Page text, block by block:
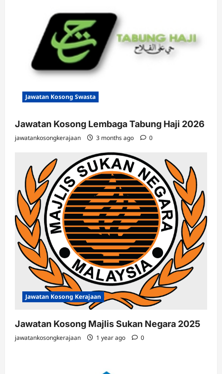
Jawatan Kosong Swasta
Jawatan Kosong Lembaga Tabung Haji 2026
jawatankosongkerajaan 3 months ago 0
Jawatan Kosong Kerajaan
Jawatan Kosong Majlis Sukan Negara 2025
jawatankosongkerajaan 1 year ago 0